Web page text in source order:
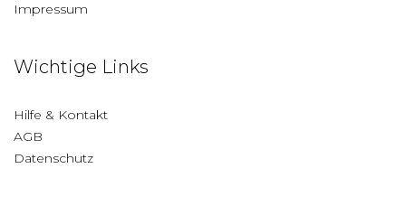
Impressum
Wichtige Links
Hilfe & Kontakt
AGB
Datenschutz